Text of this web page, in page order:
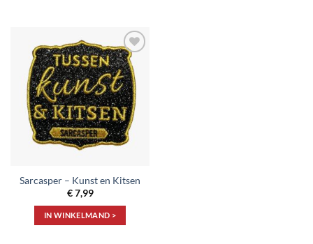
Toevoegen
aan
verlanglijst
Sarcasper – Kunst en Kitsen
€7,99
IN WINKELMAND >